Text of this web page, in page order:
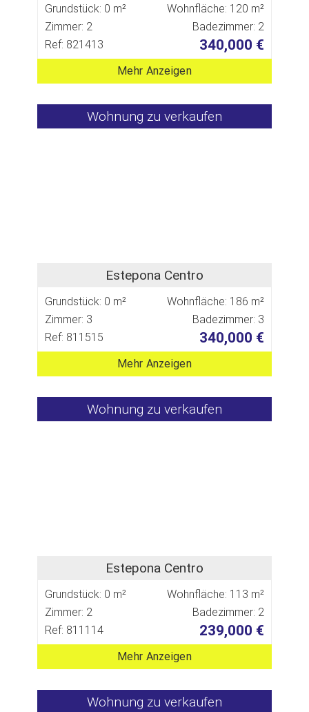
Grundstück: 0 m²
Wohnfläche: 120 m²
Zimmer: 2
Badezimmer: 2
Ref: 821413
340,000 €
Mehr Anzeigen
Wohnung zu verkaufen
Estepona Centro
Grundstück: 0 m²
Wohnfläche: 186 m²
Zimmer: 3
Badezimmer: 3
Ref: 811515
340,000 €
Mehr Anzeigen
Wohnung zu verkaufen
Estepona Centro
Grundstück: 0 m²
Wohnfläche: 113 m²
Zimmer: 2
Badezimmer: 2
Ref: 811114
239,000 €
Mehr Anzeigen
Wohnung zu verkaufen